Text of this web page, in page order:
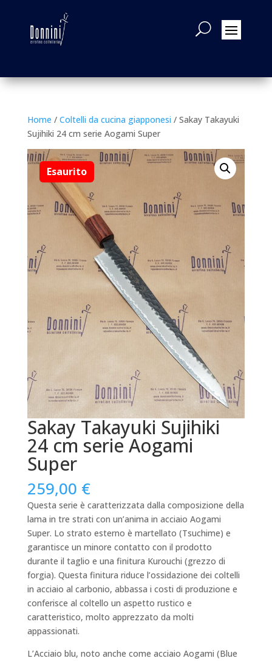
Home / Coltelli da cucina giapponesi / Sakay Takayuki
Sujihiki 24 cm serie Aogami Super
Sakay Takayuki Sujihiki
24 cm serie Aogami
Super
259,00 €
Questa serie è caratterizzata dalla composizione della
lama in tre strati con un’anima in acciaio Aogami
Super. Lo strato esterno è martellato (Tsuchime) e
garantisce un minore contatto con il prodotto
durante il taglio e una finitura Kurouchi (grezzo di
forgia). Questa finitura riduce l’ossidazione dei coltelli
in acciaio al carbonio, abbassa i costi di produzione e
conferisce al coltello un aspetto rustico e
caratteristico, molto apprezzato da molti
appassionati.
L’Acciaio blu, noto anche come acciaio Aogami (Blue